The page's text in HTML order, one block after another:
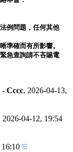
例問題，任何其他
準確而有所影響。
急查詢請不吝賜電
- Cccc, 2026-04-13,
2026-04-12, 19:54
16:10